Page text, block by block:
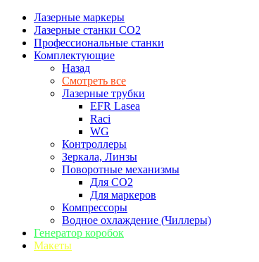
Лазерные маркеры
Лазерные станки CO2
Профессиональные станки
Комплектующие
Назад
Смотреть все
Лазерные трубки
EFR Lasea
Raci
WG
Контроллеры
Зеркала, Линзы
Поворотные механизмы
Для CO2
Для маркеров
Компрессоры
Водное охлаждение (Чиллеры)
Генератор коробок
Макеты